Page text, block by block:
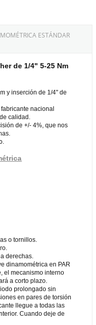
ESTÁNDAR
de 1/4" 5-25 Nm
y inserción de 1/4" de
nacional
calidad.
de +/- 4%, que nos
o tornillos.
derechas.
dinamométrica en PAR
el mecanismo interno
a corto plazo.
prolongado sin
en pares de torsión
llegue a todas las
Cuando deje de